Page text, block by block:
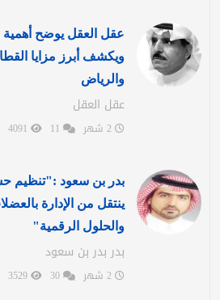
عقل العقل يوضح
ويكشف أبرز مزايا
والرياض
عقل العقل
بدر بن سعود :"تنظيم
ينتقل من الإدارة
والحلول الرقمية"
بدر بدر بن سعود